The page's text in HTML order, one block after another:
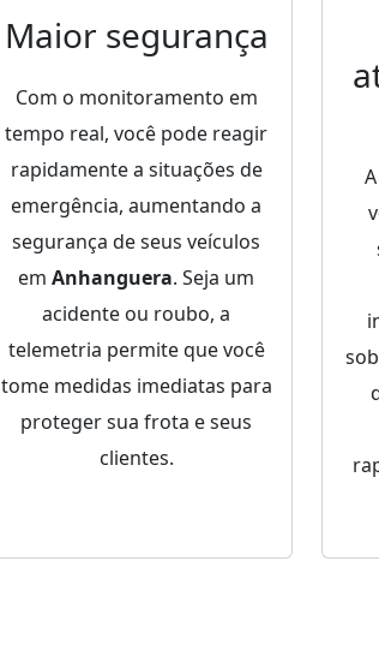
Maior segurança
Com o monitoramento em
tempo real, você pode reagir
rapidamente a situações de
emergência, aumentando a
segurança de seus veículos
em Anhanguera. Seja um
acidente ou roubo, a
telemetria permite que você
tome medidas imediatas para
proteger sua frota e seus
clientes.